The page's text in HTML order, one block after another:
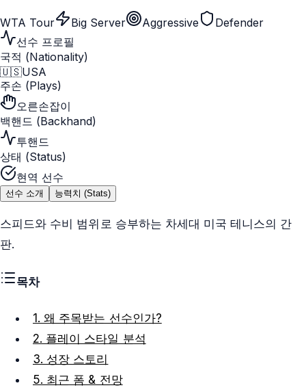
WTA Tour Big Server Aggressive
Defender
선수 프로필
국적 (Nationality)
🇺🇸USA
주손 (Plays)
오른손잡이
백핸드 (Backhand)
투핸드
상태 (Status)
현역 선수
선수 소개 능력치 (Stats)
스피드와 수비 범위로 승부하는 차세대 미국 테니스의 간
판.
목차
1. 왜 주목받는 선수인가?
2. 플레이 스타일 분석
3. 성장 스토리
5. 최근 폼 & 전망